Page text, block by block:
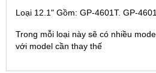
Loại 12.1" Gồm: GP-4601T. GP-
Trong mỗi loại này sẽ có nhiều
với model cần thay thế